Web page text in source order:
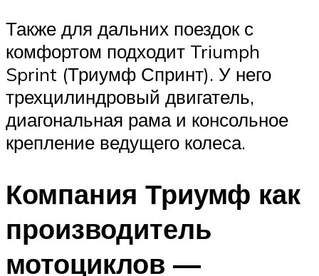
Также для дальних поездок с
комфортом подходит Triumph
Sprint (Триумф Спринт). У него
трехцилиндровый двигатель,
диагональная рама и консольное
крепление ведущего колеса.
Компания Триумф как
производитель
мотоциклов —